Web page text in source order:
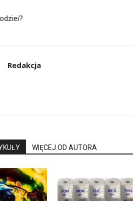
Redakcja
WIĘCEJ OD AUTORA